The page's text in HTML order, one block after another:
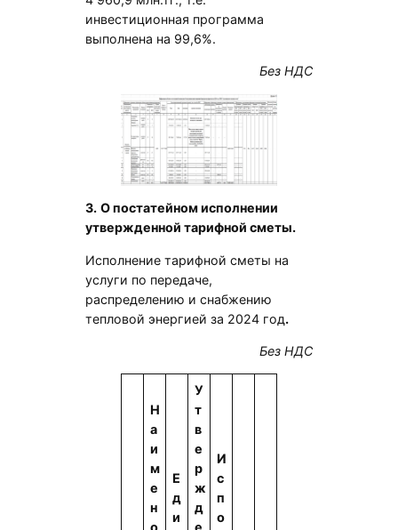
инвестиционная программа
выполнена на 99,6%.
Без НДС
3. О постатейном исполнении
утвержденной тарифной сметы.
Исполнение тарифной сметы на
услуги по передаче,
распределению и снабжению
тепловой энергией за 2024 год.
Без НДС
Н
а
и
м
е
н
Е
д
и
У
т
в
е
р
ж
д
И
с
п
о